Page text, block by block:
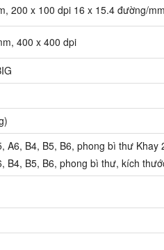
200 x 100 dpi 16 x 15.4 đường/
400 x 400 dpi
A6, B4, B5, B6, phong bì thư
B4, B5, B6, phong bì thư, kích